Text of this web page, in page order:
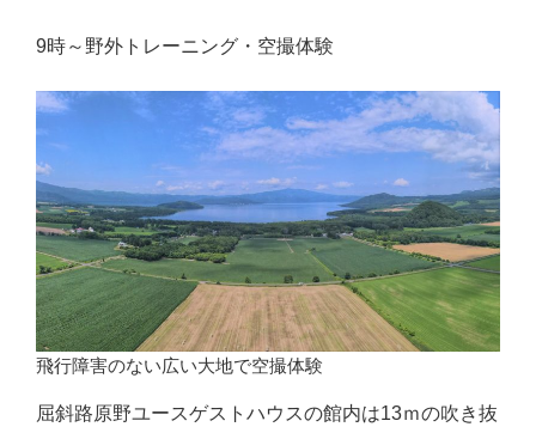
9時～野外トレーニング・空撮体験
飛行障害のない広い大地で空撮体験
屈斜路原野ユースゲストハウスの館内は13ｍの吹き抜